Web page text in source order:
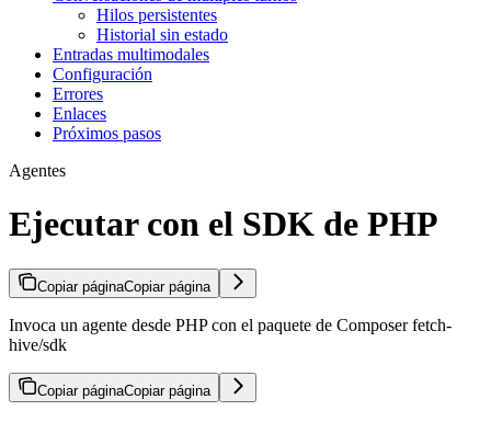
Hilos persistentes
Historial sin estado
Entradas multimodales
Configuración
Errores
Enlaces
Próximos pasos
Agentes
Ejecutar con el SDK de PHP
Copiar páginaCopiar página
Invoca un agente desde PHP con el paquete de Composer fetch-
hive/sdk
Copiar páginaCopiar página